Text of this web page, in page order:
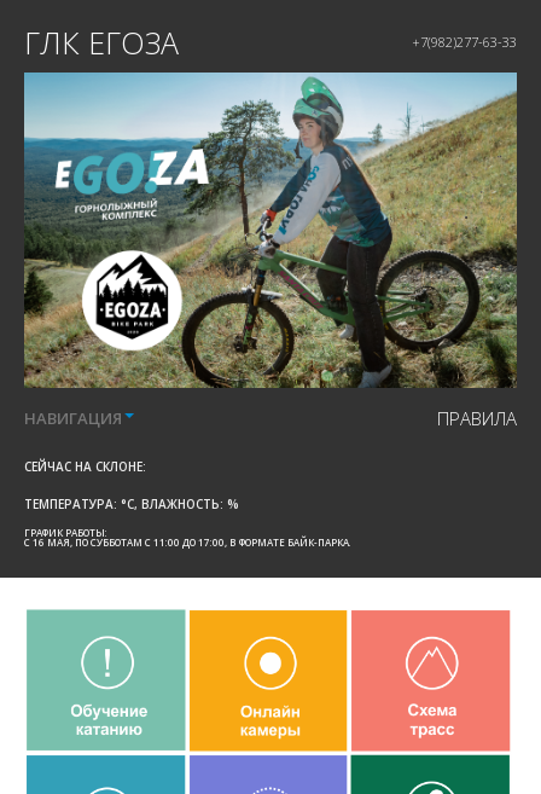
ГЛК ЕГОЗА +7(982)277-63-33
НАВИГАЦИЯ ПРАВИЛА
СЕЙЧАС НА СКЛОНЕ:
ТЕМПЕРАТУРА: °C, ВЛАЖНОСТЬ: %
ГРАФИК РАБОТЫ:
C 16 МАЯ, ПО СУББОТАМ С 11:00 ДО 17:00, В ФОРМАТЕ БАЙК-ПАРКА.